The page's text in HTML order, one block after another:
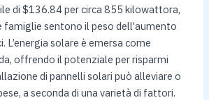
di $136.84 per circa 855 kilowattora,
famiglie sentono il peso dell’aumento
L’energia solare è emersa come
offrendo il potenziale per risparmi
di pannelli solari può alleviare o
a seconda di una varietà di fattori.